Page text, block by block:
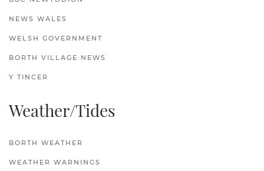
NEWS WALES
WELSH GOVERNMENT
BORTH VILLAGE NEWS
Y TINCER
Weather/Tides
BORTH WEATHER
WEATHER WARNINGS